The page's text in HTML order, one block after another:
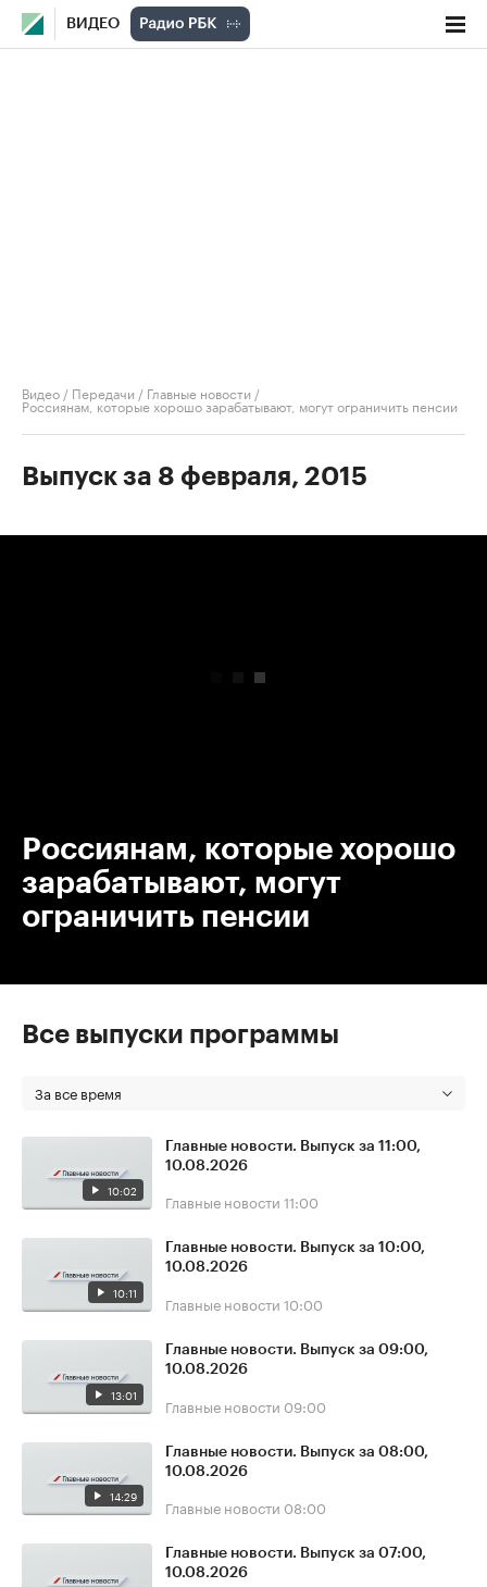
ВИДЕО
Видео / Передачи / Главные новости /
Россиянам, которые хорошо зарабатывают, могут ограничить пенсии
Выпуск за 8 февраля, 2015
Россиянам, которые хорошо
зарабатывают, могут
ограничить пенсии
Все выпуски программы
За все время
10:02
Главные новости. Выпуск за 11:00,
10.08.2026
Главные новости 11:00
10:11
Главные новости. Выпуск за 10:00,
10.08.2026
Главные новости 10:00
13:01
Главные новости. Выпуск за 09:00,
10.08.2026
Главные новости 09:00
14:29
Главные новости. Выпуск за 08:00,
10.08.2026
Главные новости 08:00
Главные новости. Выпуск за 07:00,
10.08.2026